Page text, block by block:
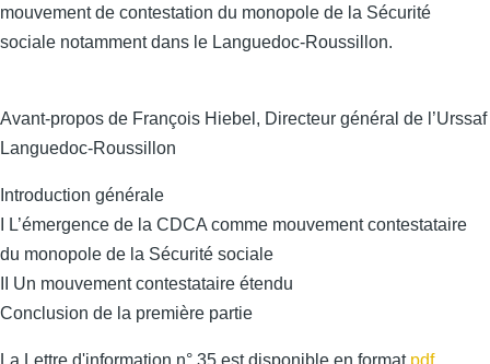
mouvement de contestation du monopole de la Sécurité
sociale notamment dans le Languedoc-Roussillon.
Avant-propos de François Hiebel, Directeur général de l’Urssaf
Languedoc-Roussillon
Introduction générale
I L’émergence de la CDCA comme mouvement contestataire
du monopole de la Sécurité sociale
II Un mouvement contestataire étendu
Conclusion de la première partie
La Lettre d'information n° 35 est disponible en format pdf